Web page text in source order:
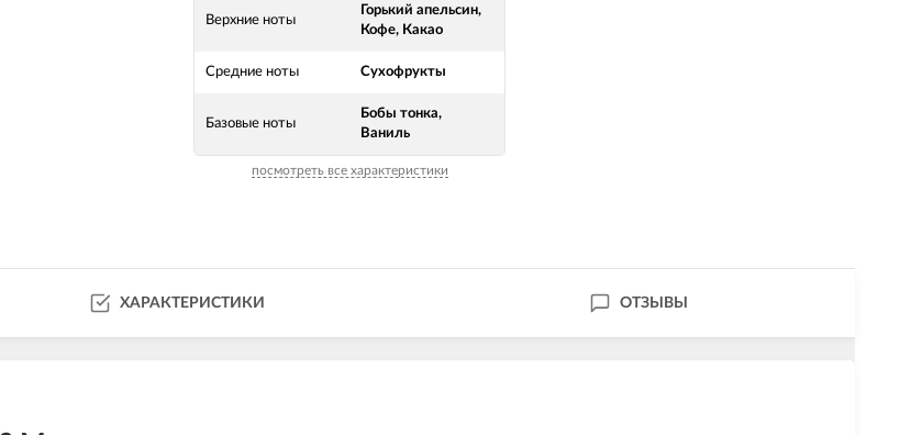
Верхние ноты
Горький апельсин,
Кофе, Какао
Средние ноты Сухофрукты
Базовые ноты
Бобы тонка,
Ваниль
посмотреть все характеристики
ХАРАКТЕРИСТИКИ ОТЗЫВЫ